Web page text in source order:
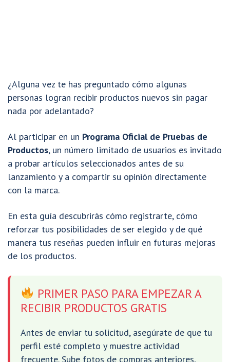
¿Alguna vez te has preguntado cómo algunas
personas logran recibir productos nuevos sin pagar
nada por adelantado?
Al participar en un Programa Oficial de Pruebas de
Productos, un número limitado de usuarios es invitado
a probar artículos seleccionados antes de su
lanzamiento y a compartir su opinión directamente
con la marca.
En esta guía descubrirás cómo registrarte, cómo
reforzar tus posibilidades de ser elegido y de qué
manera tus reseñas pueden influir en futuras mejoras
de los productos.
PRIMER PASO PARA EMPEZAR A
RECIBIR PRODUCTOS GRATIS
Antes de enviar tu solicitud, asegúrate de que tu
perfil esté completo y muestre actividad
frecuente. Sube fotos de compras anteriores,